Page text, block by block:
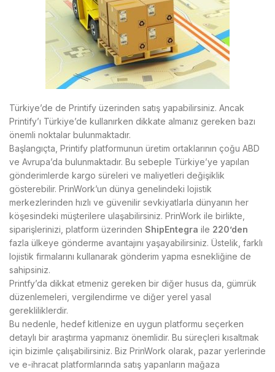
Türkiye’de de Printify üzerinden satış yapabilirsiniz. Ancak
Printify’ı Türkiye’de kullanırken dikkate almanız gereken bazı
önemli noktalar bulunmaktadır.
Başlangıçta, Printify platformunun üretim ortaklarının çoğu ABD
ve Avrupa’da bulunmaktadır. Bu sebeple Türkiye’ye yapılan
gönderimlerde kargo süreleri ve maliyetleri değişiklik
gösterebilir. PrinWork’un dünya genelindeki lojistik
merkezlerinden hızlı ve güvenilir sevkiyatlarla dünyanın her
köşesindeki müşterilere ulaşabilirsiniz. PrinWork ile birlikte,
siparişlerinizi, platform üzerinden ShipEntegra ile 220’den
fazla ülkeye gönderme avantajını yaşayabilirsiniz. Üstelik, farklı
lojistik firmalarını kullanarak gönderim yapma esnekliğine de
sahipsiniz.
Printfy’da dikkat etmeniz gereken bir diğer husus da, gümrük
düzenlemeleri, vergilendirme ve diğer yerel yasal
gerekliliklerdir.
Bu nedenle, hedef kitlenize en uygun platformu seçerken
detaylı bir araştırma yapmanız önemlidir. Bu süreçleri kısaltmak
için bizimle çalışabilirsiniz. Biz PrinWork olarak, pazar yerlerinde
ve e-ihracat platformlarında satış yapanların mağaza